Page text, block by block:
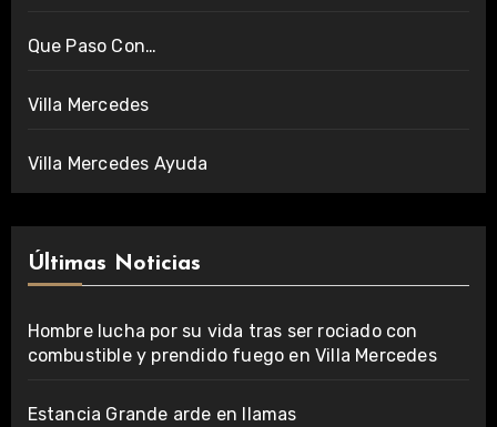
Que Paso Con…
Villa Mercedes
Villa Mercedes Ayuda
Últimas Noticias
Hombre lucha por su vida tras ser rociado con
combustible y prendido fuego en Villa Mercedes
Estancia Grande arde en llamas